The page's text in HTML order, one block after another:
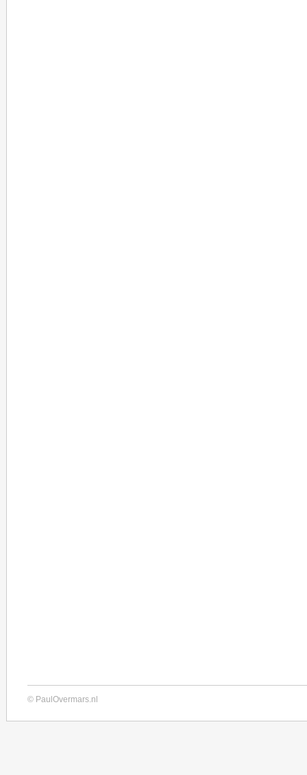
© PaulOvermars.nl